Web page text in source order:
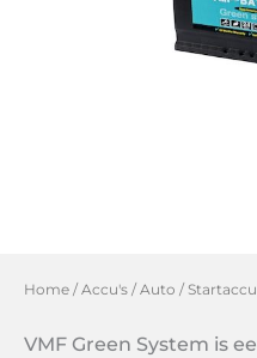
Home /Accu's /Auto / Startaccu
VMF Green System is